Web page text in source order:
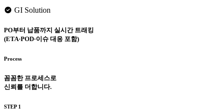
GI Solution
PO부터 납품까지 실시간 트래킹
(ETA·POD·이슈 대응 포함)
Process
꼼꼼한 프로세스로
신뢰를 더합니다.
STEP 1